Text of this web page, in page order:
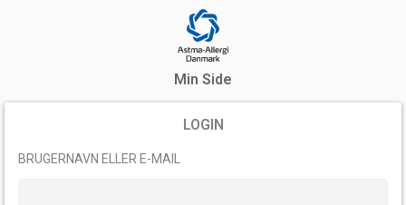
Min Side
LOGIN
BRUGERNAVN ELLER E-MAIL